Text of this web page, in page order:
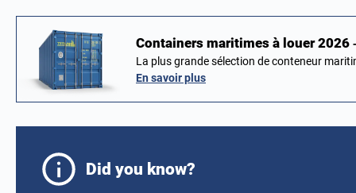
Containers maritimes à louer 2026
La plus grande sélection de conteneur
En savoir plus
Did you know?